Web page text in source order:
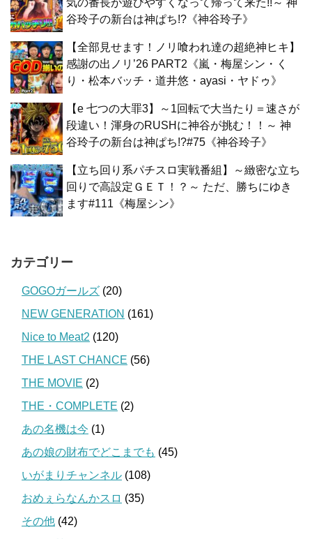
気の番長が遊びやすくなって帰って来た!!～ 神
谷玲子の新台は神ぱち!?《神谷玲子》
【全部見せます！ノリ喰われ達の超絶神ヒキ】
感謝の出ノリ’26 PART2《嵐・梅屋シン・く
り・松本バッチ・道井悠・ayasi・ヤドゥ》
【e 七つの大罪3】～1回転で大当たり＝速さが
段違い！渾身のRUSHに神谷が挑む！！～ 神
谷玲子の新台は神ぱち!?#75《神谷玲子》
【立ち回り系パチスロ実戦番組】～緻密な立ち
回りで高設定ＧＥＴ！？～ ただ、勝ちにゆき
ます#111《梅屋シン》
カテゴリー
GOGOガールズ (20)
NEW GENERATION (161)
Nice to Meat2 (120)
THE LAST CHANCE (56)
THE MOVIE (2)
THE・COMPLETE (2)
あの名機は今 (1)
あの娘の財布でどこまでも (45)
いがまりチャンネル (108)
おめぇらなんかスロ (35)
その他 (42)